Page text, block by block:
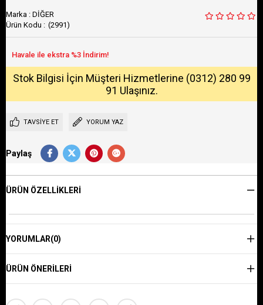
Marka : DİĞER
(2991)
Stok Bilgisi İçin Müşteri Hizmetlerine (0312) 280 99
91 Ulaşınız.
TAVSIYE ET YORUM YAZ
Paylaş
ÜRÜN ÖZELLIKLERI
YORUMLAR(0)
ÜRÜN ÖNERILERI